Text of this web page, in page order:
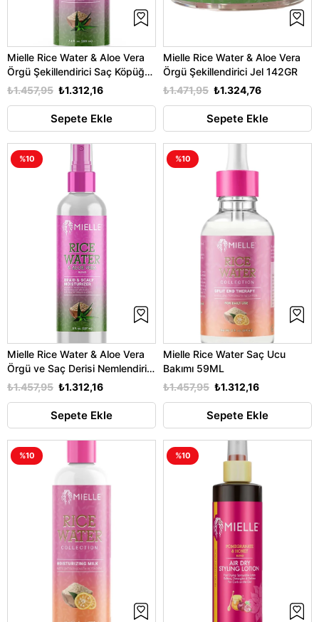
Mielle Rice Water & Aloe Vera
Örgü Şekillendirici Saç Köpüğü
222ML
₺1.312,16
₺1.457,95
Sepete Ekle
Mielle Rice Water & Aloe Vera
Örgü Şekillendirici Jel 142GR
₺1.324,76
₺1.471,95
Sepete Ekle
Mielle Rice Water & Aloe Vera
Örgü ve Saç Derisi Nemlendirici
Sprey 237ML₺1.312,16
₺1.457,95
Sepete Ekle
%10
Mielle Rice Water Saç Ucu
Bakımı 59ML
₺1.312,16
₺1.457,95
Sepete Ekle
%10
%10 %10